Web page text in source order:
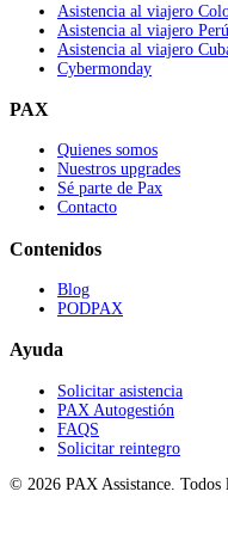
Asistencia al viajero
Asistencia al viajero Perú
Asistencia al viajero
Cybermonday
PAX
Quienes somos
Nuestros upgrades
Sé parte de Pax
Contacto
Contenidos
Blog
PODPAX
Ayuda
Solicitar asistencia
PAX Autogestión
FAQS
Solicitar reintegro
© 2026 PAX Assistance. Todos